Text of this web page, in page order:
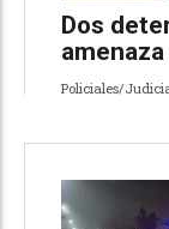
Dos
Policiales/